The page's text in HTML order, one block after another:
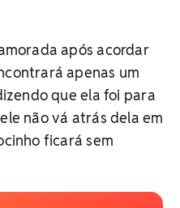
após acordar
apenas um
que ela foi para
não vá atrás dela em
ficará sem